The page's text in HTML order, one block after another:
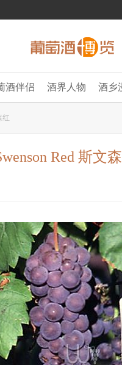
酒伴侣 酒界人物 酒乡
红
Red 斯文